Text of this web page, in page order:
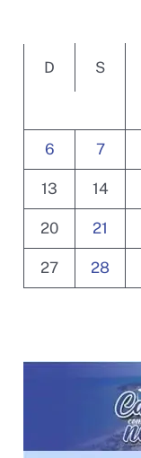
D S
6 7
13 14
20 21
27 28